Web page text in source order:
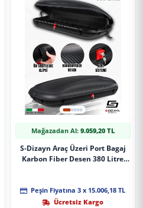
Mağazadan Al: 9.059,20 TL
S-Dizayn Araç Üzeri Port Bagaj
Karbon Fiber Desen 380 Litre
Peşin Fiyatına 3 x 15.006,18 TL
Ücretsiz Kargo